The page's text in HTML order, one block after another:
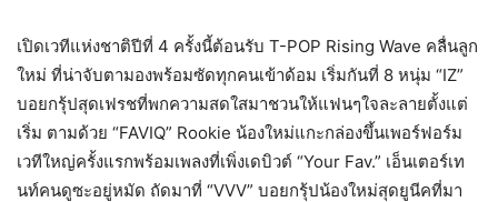
เปิดเวทีแห่งชาติปีที่ 4 ครั้งนี้ต้อนรับ T-POP Rising Wave คลื่นลูก
ใหม่ ที่น่าจับตามองพร้อมซัดทุกคนเข้าด้อม เริ่มกันที่ 8 หนุ่ม “IZ”
บอยกรุ้ปสุดเฟรชที่พกความสดใสมาชวนให้แฟนๆใจละลายตั้งแต่
เริ่ม ตามด้วย “FAVIQ” Rookie น้องใหม่แกะกล่องขึ้นเพอร์ฟอร์ม
เวทีใหญ่ครั้งแรกพร้อมเพลงที่เพิ่งเดบิวต์ “Your Fav.” เอ็นเตอร์เท
นท์คนดูซะอยู่หมัด ถัดมาที่ “VVV” บอยกรุ้ปน้องใหม่สุดยูนีคที่มา